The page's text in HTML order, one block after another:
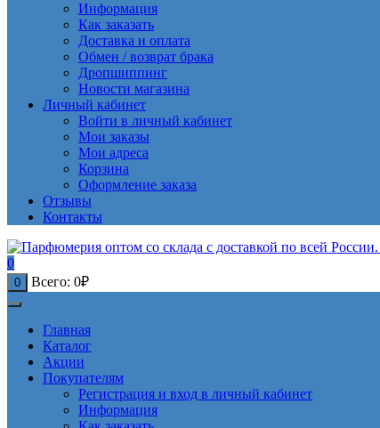
Информация
Как заказать
Доставка и оплата
Обмен / возврат брака
Дропшиппинг
Новости магазина
Личный кабинет
Войти в личный кабинет
Мои заказы
Мои адреса
Корзина
Оформление заказа
Отзывы
Контакты
0
0 Всего: 0₽
Главная
Каталог
Акции
Покупателям
Регистрация и вход в личный кабинет
Информация